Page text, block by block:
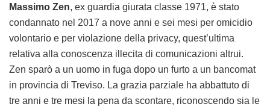
Massimo Zen, ex guardia giurata classe 1971, è stato
condannato nel 2017 a nove anni e sei mesi per omicidio
volontario e per violazione della privacy, quest’ultima
relativa alla conoscenza illecita di comunicazioni altrui.
Zen sparò a un uomo in fuga dopo un furto a un bancomat
in provincia di Treviso. La grazia parziale ha abbattuto di
tre anni e tre mesi la pena da scontare, riconoscendo sia le